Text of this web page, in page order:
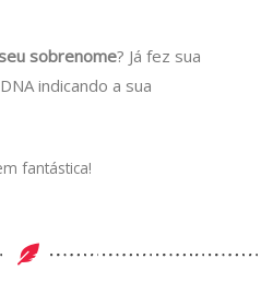
sobrenome? Já fez sua
indicando a sua
fantástica!